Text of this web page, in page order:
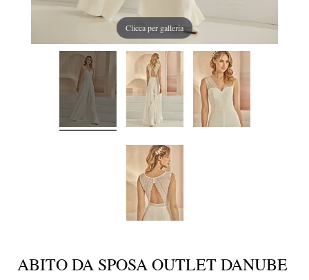
Clicca per galleria
ABITO DA SPOSA OUTLET DANUBE